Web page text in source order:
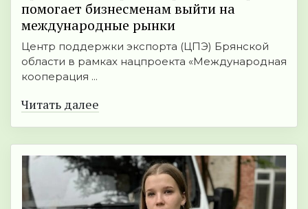
помогает бизнесменам выйти на
международные рынки
Центр поддержки экспорта (ЦПЭ) Брянской
области в рамках нацпроекта «Международная
кооперация ...
Читать далее